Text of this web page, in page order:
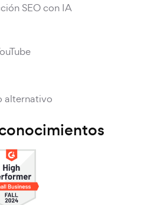
SEO con IA
alternativo